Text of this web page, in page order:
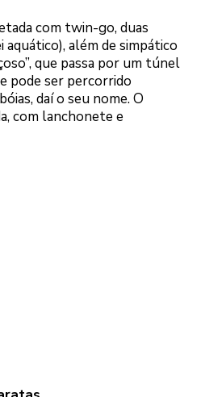
com twin-go, duas
além de simpático
que passa por um túnel
pode ser percorrido
daí o seu nome. O
com lanchonete e